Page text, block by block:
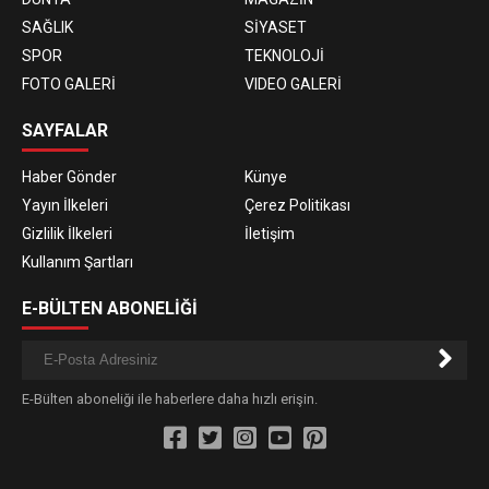
SAĞLIK
SİYASET
SPOR
TEKNOLOJİ
FOTO GALERİ
VIDEO GALERİ
SAYFALAR
Haber Gönder
Künye
Yayın İlkeleri
Çerez Politikası
Gizlilik İlkeleri
İletişim
Kullanım Şartları
E-BÜLTEN ABONELİĞİ
E-Bülten aboneliği ile haberlere daha hızlı erişin.